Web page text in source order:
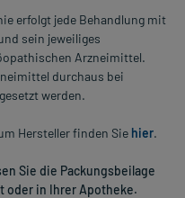
erfolgt jede Behandlung mit
sein jeweiliges
Arzneimittel.
durchaus bei
werden.
Hersteller finden Sie hier.
Sie die Packungsbeilage
oder in Ihrer Apotheke.